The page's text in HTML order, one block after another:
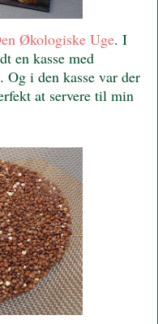
Økologiske Uge. I
en kasse med
Og i den kasse var der
at servere til min